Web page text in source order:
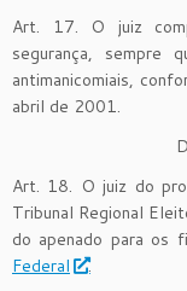
Art. 17. O juiz
segurança, sempre
antimanicomiais,
abril de 2001.
Art. 18. O juiz do
Tribunal Regional
do apenado para os
Federal
.